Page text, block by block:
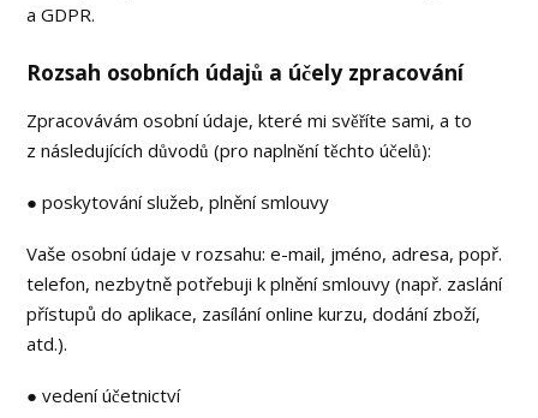
a GDPR.
Rozsah osobních údajů a účely zpracování
Zpracovávám osobní údaje, které mi svěříte sami, a to
z následujících důvodů (pro naplnění těchto účelů):
● poskytování služeb, plnění smlouvy
Vaše osobní údaje v rozsahu: e-mail, jméno, adresa, popř.
telefon, nezbytně potřebuji k plnění smlouvy (např. zaslání
přístupů do aplikace, zasílání online kurzu, dodání zboží,
atd.).
● vedení účetnictví